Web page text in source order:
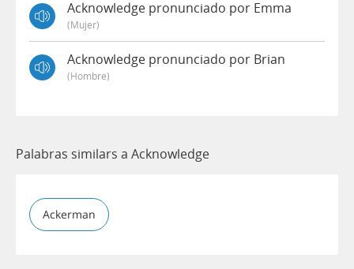
Acknowledge pronunciado por Emma
(mujer)
Acknowledge pronunciado por Brian
(hombre)
Palabras similars a Acknowledge
Ackerman